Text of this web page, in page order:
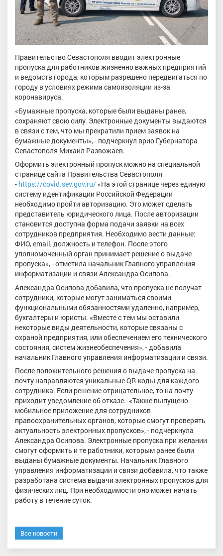
Правительство Севастополя вводит электронные
пропуска для работников жизненно важных предприятий
и ведомств города, которым разрешено передвигаться по
городу в условиях режима самоизоляции из-за
коронавируса.
«Бумажные пропуска, которые были выданы ранее,
сохраняют свою силу. Электронные документы выдаются
в связи с тем, что мы прекратили прием заявок на
бумажные документы», - подчеркнул врио Губернатора
Севастополя Михаил Развожаев.
Оформить электронный пропуск можно на специальной
странице сайта Правительства Севастополя
- https://covid.sev.gov.ru/«На этой странице через единую
систему идентификации Российской Федерации
необходимо пройти авторизацию. Это может сделать
представитель юридического лица. После авторизации
становится доступна форма подачи заявки на всех
сотрудников предприятия. Необходимо вести данные:
ФИО, email, должность и телефон. После этого
уполномоченный орган принимает решение о выдаче
пропуска», - отметила начальник Главного управления
информатизации и связи Александра Осипова.
Александра Осипова добавила, что пропуска не получат
сотрудники, которые могут заниматься своими
функциональными обязанностями удаленно, например,
бухгалтеры и юристы. «Вместе с тем мы оставили
некоторые виды деятельности, которые связаны с
охраной предприятия, или обеспечением его технического
состояния, систем жизнеобеспечения», - добавила
начальник Главного управления информатизации и связи.
После положительного решения о выдаче пропуска на
почту направляются уникальные QR-коды для каждого
сотрудника. Если решение отрицательное, то на почту
приходит уведомление об отказе. «Также выпущено
мобильное приложение для сотрудников
правоохранительных органов, которые смогут проверять
актуальность электронных пропусков», - подчеркнула
Александра Осипова. Электронные пропуска при желании
смогут оформить и те работники, которым ранее были
выданы бумажные документы. Начальник Главного
управления информатизации и связи добавила, что также
разработана система выдачи электронных пропусков для
физических лиц. При необходимости оно может начать
работу в течение суток.
Все новости